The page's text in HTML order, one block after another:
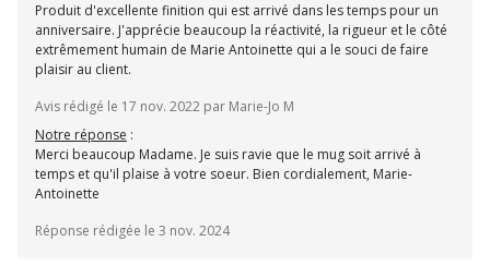
Produit d'excellente finition qui est arrivé dans les temps pour un
anniversaire. J'apprécie beaucoup la réactivité, la rigueur et le côté
extrêmement humain de Marie Antoinette qui a le souci de faire
plaisir au client.
Avis rédigé le 17 nov. 2022 par Marie-Jo M
Notre réponse :
Merci beaucoup Madame. Je suis ravie que le mug soit arrivé à
temps et qu'il plaise à votre soeur. Bien cordialement, Marie-
Antoinette
Réponse rédigée le 3 nov. 2024